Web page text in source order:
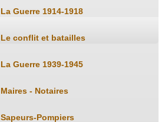
La Guerre 1914-1918
Le conflit et batailles
La Guerre 1939-1945
Maires - Notaires
Sapeurs-Pompiers